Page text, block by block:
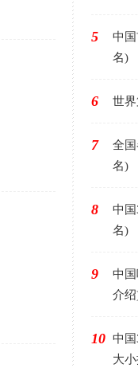
5
中
名)
6 世
7
全
名)
8
中
名)
9
中
介
10 中
大